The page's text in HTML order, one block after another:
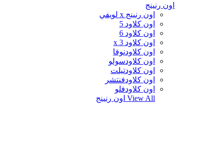
اون رنينج
اون رنينج x لويفي
اون كلاود 5
اون كلاود 6
اون كلاود x 3
اون كلاودنوفا
اون كلاودسولو
اون كلاودتيلت
اون كلاودفنتشر
اون كلاودفلو
View All اون رنينج